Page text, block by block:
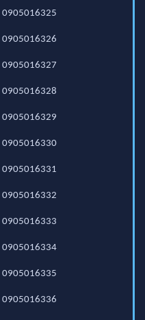
0905016325
0905016326
0905016327
0905016328
0905016329
0905016330
0905016331
0905016332
0905016333
0905016334
0905016335
0905016336